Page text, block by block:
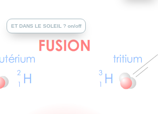
ET DANS LE SOLEIL ? on/off